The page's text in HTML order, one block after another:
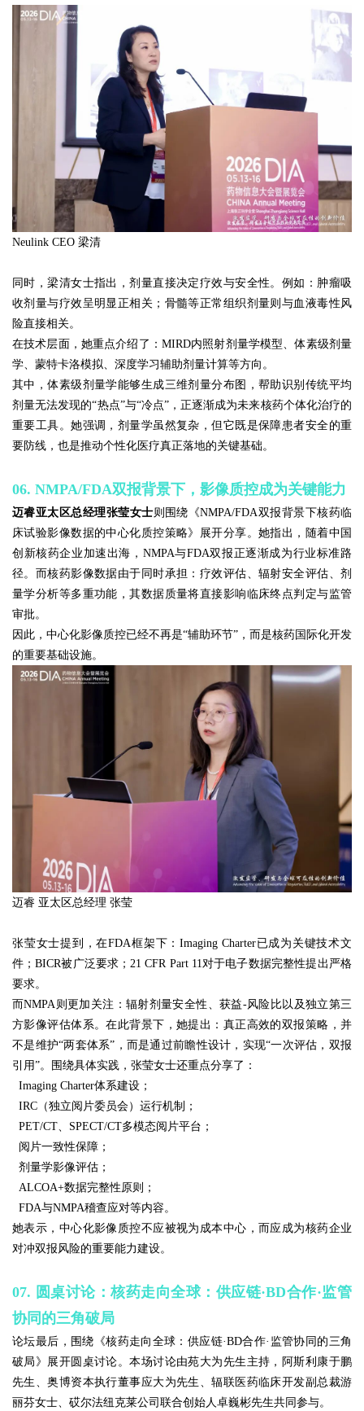
Neulink CEO 梁清
同时，梁清女士指出，剂量直接决定疗效与安全性。例如：肿瘤吸
收剂量与疗效呈明显正相关；骨髓等正常组织剂量则与血液毒性风
险直接相关。
在技术层面，她重点介绍了：MIRD内照射剂量学模型、体素级剂量
学、蒙特卡洛模拟、深度学习辅助剂量计算等方向。
其中，体素级剂量学能够生成三维剂量分布图，帮助识别传统平均
剂量无法发现的“热点”与“冷点”，正逐渐成为未来核药个体化治疗的
重要工具。她强调，剂量学虽然复杂，但它既是保障患者安全的重
要防线，也是推动个性化医疗真正落地的关键基础。
06. NMPA/FDA双报背景下，影像质控成为关键能力
迈睿亚太区总经理张莹女士则围绕《NMPA/FDA双报背景下核药临
床试验影像数据的中心化质控策略》展开分享。她指出，随着中国
创新核药企业加速出海，NMPA与FDA双报正逐渐成为行业标准路
径。而核药影像数据由于同时承担：疗效评估、辐射安全评估、剂
量学分析等多重功能，其数据质量将直接影响临床终点判定与监管
审批。
因此，中心化影像质控已经不再是“辅助环节”，而是核药国际化开发
的重要基础设施。
迈睿 亚太区总经理 张莹
张莹女士提到，在FDA框架下：Imaging Charter已成为关键技术文
件；BICR被广泛要求；21 CFR Part 11对于电子数据完整性提出严格
要求。
而NMPA则更加关注：辐射剂量安全性、获益-风险比以及独立第三
方影像评估体系。在此背景下，她提出：真正高效的双报策略，并
不是维护“两套体系”，而是通过前瞻性设计，实现“一次评估，双报
引用”。围绕具体实践，张莹女士还重点分享了：
Imaging Charter体系建设；
IRC（独立阅片委员会）运行机制；
PET/CT、SPECT/CT多模态阅片平台；
阅片一致性保障；
剂量学影像评估；
ALCOA+数据完整性原则；
FDA与NMPA稽查应对等内容。
她表示，中心化影像质控不应被视为成本中心，而应成为核药企业
对冲双报风险的重要能力建设。
07. 圆桌讨论：核药走向全球：供应链·BD合作·监管
协同的三角破局
论坛最后，围绕《核药走向全球：供应链·BD合作·监管协同的三角
破局》展开圆桌讨论。本场讨论由苑大为先生主持，阿斯利康于鹏
先生、奥博资本执行董事应大为先生、辐联医药临床开发副总裁游
丽芬女士、砹尔法纽克莱公司联合创始人卓巍彬先生共同参与。